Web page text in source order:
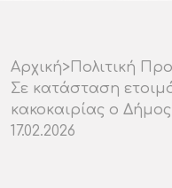
Αρχική>Πολιτική
Σε κατάσταση
κακοκαιρίας ο
17.02.2026